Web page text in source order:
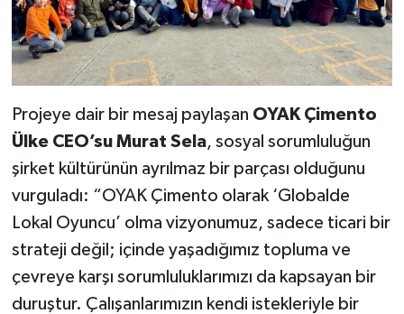
Projeye dair bir mesaj paylaşan OYAK Çimento
Ülke CEO’su Murat Sela, sosyal sorumluluğun
şirket kültürünün ayrılmaz bir parçası olduğunu
vurguladı: “OYAK Çimento olarak ‘Globalde
Lokal Oyuncu’ olma vizyonumuz, sadece ticari bir
strateji değil; içinde yaşadığımız topluma ve
çevreye karşı sorumluluklarımızı da kapsayan bir
duruştur. Çalışanlarımızın kendi istekleriyle bir